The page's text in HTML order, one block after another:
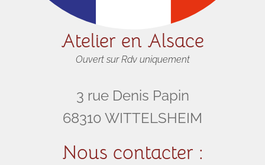
Atelier en Alsace
Ouvert sur Rdv uniquement
3 rue Denis Papin
68310 WITTELSHEIM
Nous contacter :